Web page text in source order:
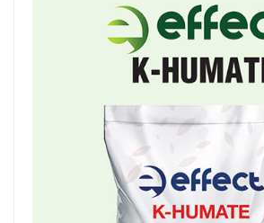
Pep Humate
Potasyum Humat